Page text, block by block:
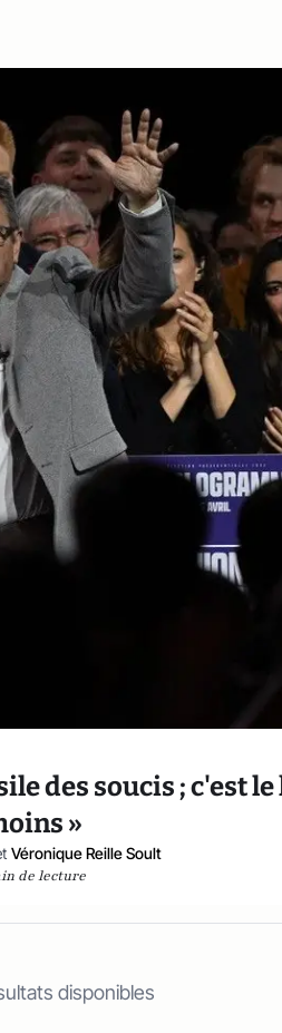
des soucis ; c'est
»
Véronique Reille Soult
de lecture
disponibles